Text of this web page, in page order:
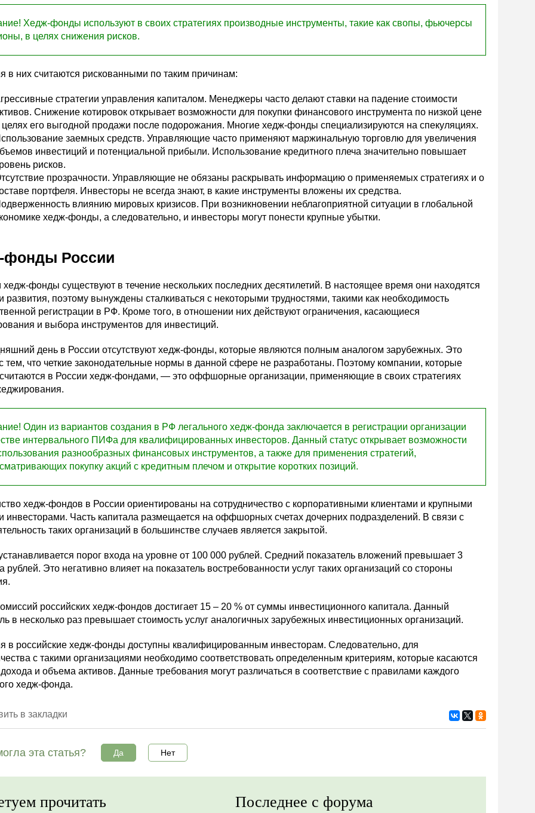
Хедж-фонды используют в своих стратегиях производные инструменты, такие как свопы, фьючерсы
в целях снижения рисков.
в них считаются рискованными по таким причинам:
стратегии управления капиталом. Менеджеры часто делают ставки на падение стоимости
Снижение котировок открывает возможности для покупки финансового инструмента по низкой цене
целях его выгодной продажи после подорожания. Многие хедж-фонды специализируются на спекуляциях.
заемных средств. Управляющие часто применяют маржинальную торговлю для увеличения
инвестиций и потенциальной прибыли. Использование кредитного плеча значительно повышает
рисков.
прозрачности. Управляющие не обязаны раскрывать информацию о применяемых стратегиях и о
портфеля. Инвесторы не всегда знают, в какие инструменты вложены их средства.
влиянию мировых кризисов. При возникновении неблагоприятной ситуации в глобальной
хедж-фонды, а следовательно, и инвесторы могут понести крупные убытки.
фонды России
хедж-фонды существуют в течение нескольких последних десятилетий. В настоящее время они находятся
развития, поэтому вынуждены сталкиваться с некоторыми трудностями, такими как необходимость
регистрации в РФ. Кроме того, в отношении них действуют ограничения, касающиеся
и выбора инструментов для инвестиций.
день в России отсутствуют хедж-фонды, которые являются полным аналогом зарубежных. Это
тем, что четкие законодательные нормы в данной сфере не разработаны. Поэтому компании, которые
в России хедж-фондами, — это оффшорные организации, применяющие в своих стратегиях
Один из вариантов создания в РФ легального хедж-фонда заключается в регистрации организации
интервального ПИФа для квалифицированных инвесторов. Данный статус открывает возможности
разнообразных финансовых инструментов, а также для применения стратегий,
покупку акций с кредитным плечом и открытие коротких позиций.
хедж-фондов в России ориентированы на сотрудничество с корпоративными клиентами и крупными
инвесторами. Часть капитала размещается на оффшорных счетах дочерних подразделений. В связи с
таких организаций в большинстве случаев является закрытой.
порог входа на уровне от 100 000 рублей. Средний показатель вложений превышает 3
рублей. Это негативно влияет на показатель востребованности услуг таких организаций со стороны
российских хедж-фондов достигает 15 – 20 % от суммы инвестиционного капитала. Данный
в несколько раз превышает стоимость услуг аналогичных зарубежных инвестиционных организаций.
в российские хедж-фонды доступны квалифицированным инвесторам. Следовательно, для
с такими организациями необходимо соответствовать определенным критериям, которые касаются
и объема активов. Данные требования могут различаться в соответствие с правилами каждого
хедж-фонда.
в закладки
эта статья? Да Нет
прочитать Последнее с форума